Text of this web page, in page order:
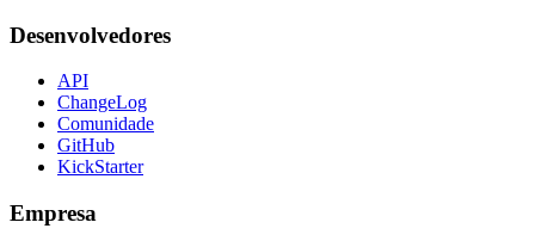
Desenvolvedores
API
ChangeLog
Comunidade
GitHub
KickStarter
Empresa